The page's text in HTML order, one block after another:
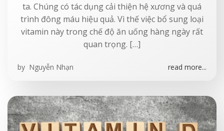
ta. Chúng có tác dụng cải thiện hệ xương và quá
trình đông máu hiệu quả. Vì thế việc bổ sung loại
vitamin này trong chế độ ăn uống hàng ngày rất
quan trọng. […]
by Nguyễn Nhạn read more...